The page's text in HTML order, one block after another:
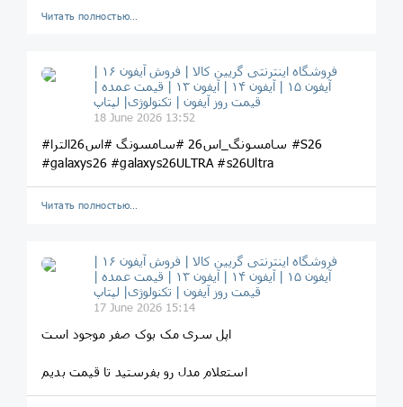
Читать полностью…
فروشگاه اینترنتی گریین کالا | فروش آیفون ۱۶ |
آیفون ۱۵ | آیفون ۱۴ | آیفون ۱۳ | قیمت عمده |
قیمت روز آیفون | تکنولوژی| لپتاپ
18 June 2026 13:52
#سامسونگ_اس26 #سامسونگ #اس26الترا #S26
#galaxys26 #galaxys26ULTRA #s26Ultra
Читать полностью…
فروشگاه اینترنتی گریین کالا | فروش آیفون ۱۶ |
آیفون ۱۵ | آیفون ۱۴ | آیفون ۱۳ | قیمت عمده |
قیمت روز آیفون | تکنولوژی| لپتاپ
17 June 2026 15:14
اپل سری مک بوک صفر موجود است
استعلام مدل رو بفرستید تا قیمت بدیم